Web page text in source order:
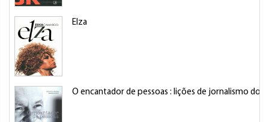
Elza
O encantador de pessoas : lições de jornalismo do